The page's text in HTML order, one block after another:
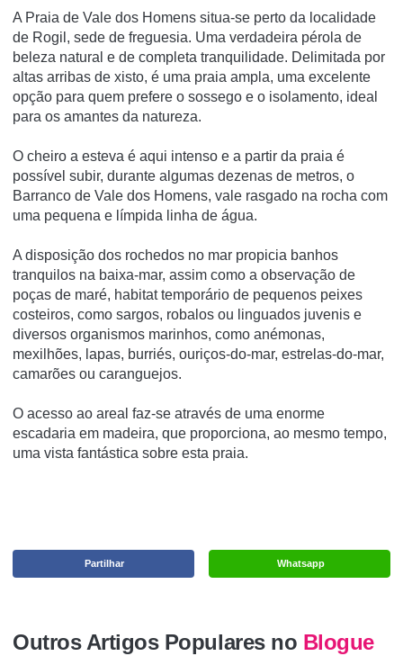
A Praia de Vale dos Homens situa-se perto da localidade
de Rogil, sede de freguesia. Uma verdadeira pérola de
beleza natural e de completa tranquilidade. Delimitada por
altas arribas de xisto, é uma praia ampla, uma excelente
opção para quem prefere o sossego e o isolamento, ideal
para os amantes da natureza.
O cheiro a esteva é aqui intenso e a partir da praia é
possível subir, durante algumas dezenas de metros, o
Barranco de Vale dos Homens, vale rasgado na rocha com
uma pequena e límpida linha de água.
A disposição dos rochedos no mar propicia banhos
tranquilos na baixa-mar, assim como a observação de
poças de maré, habitat temporário de pequenos peixes
costeiros, como sargos, robalos ou linguados juvenis e
diversos organismos marinhos, como anémonas,
mexilhões, lapas, burriés, ouriços-do-mar, estrelas-do-mar,
camarões ou caranguejos.
O acesso ao areal faz-se através de uma enorme
escadaria em madeira, que proporciona, ao mesmo tempo,
uma vista fantástica sobre esta praia.
Whatsapp
Partilhar
Outros Artigos Populares no Blogue